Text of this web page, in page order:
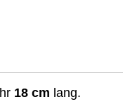
18 cm lang.